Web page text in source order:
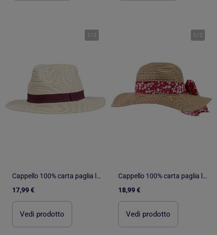
1 / 2
Cappello 100% carta paglia leggera, interno regolabile da 52 a 58 cm donna Isotoner
17,99 €
Vedi prodotto
1 / 2
Cappello 100% carta paglia leggera, interno regolabile da 52 a 58 cm donna Isotoner
18,99 €
Vedi prodotto